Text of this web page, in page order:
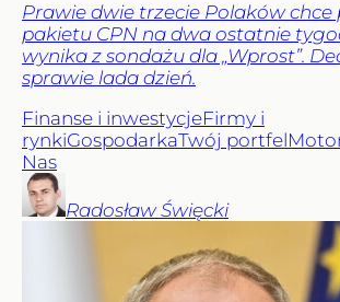
Prawie dwie trzecie Polaków
pakietu CPN na dwa ostatnie
wynika z sondażu dla „Wprost”.
sprawie lada dzień.
Finanse i inwestycjeFirmy i
rynkiGospodarkaTwój portfel
Nas
Radosław Święcki